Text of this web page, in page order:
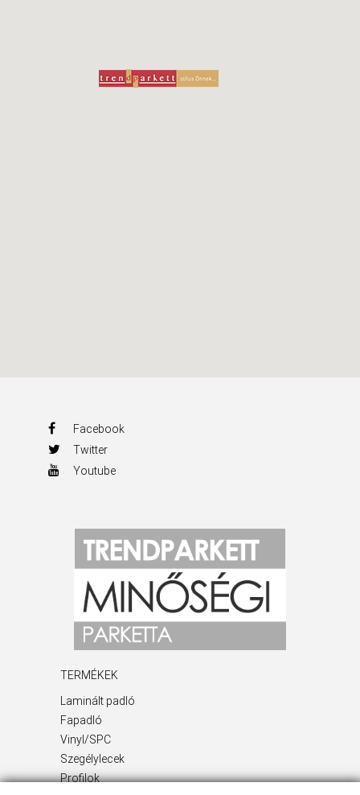
Facebook
Twitter
Youtube
TERMÉKEK
Laminált padló
Fapadló
Vinyl/SPC
Szegélylecek
Profilok